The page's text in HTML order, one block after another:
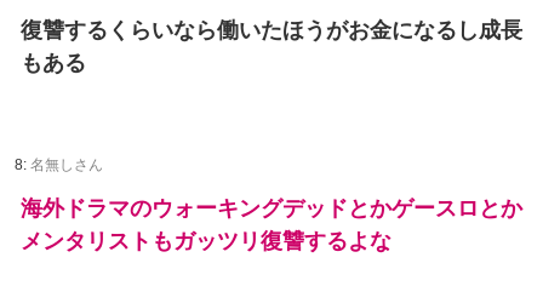
復讐するくらいなら働いたほうがお金になるし成長
もある
8: 名無しさん
海外ドラマのウォーキングデッドとかゲースロとか
メンタリストもガッツリ復讐するよな